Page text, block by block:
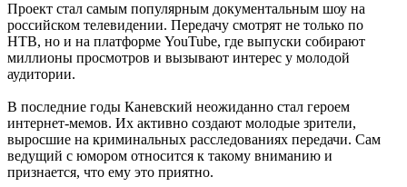
Проект стал самым популярным документальным шоу на
российском телевидении. Передачу смотрят не только по
НТВ, но и на платформе YouTube, где выпуски собирают
миллионы просмотров и вызывают интерес у молодой
аудитории.
В последние годы Каневский неожиданно стал героем
интернет-мемов. Их активно создают молодые зрители,
выросшие на криминальных расследованиях передачи. Сам
ведущий с юмором относится к такому вниманию и
признается, что ему это приятно.